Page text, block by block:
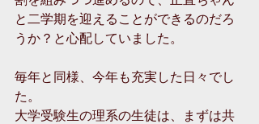
と二学期を迎えることができるのだろ
うか？と心配していました。
毎年と同様、今年も充実した日々でし
た。
大学受験生の理系の生徒は、まずは共